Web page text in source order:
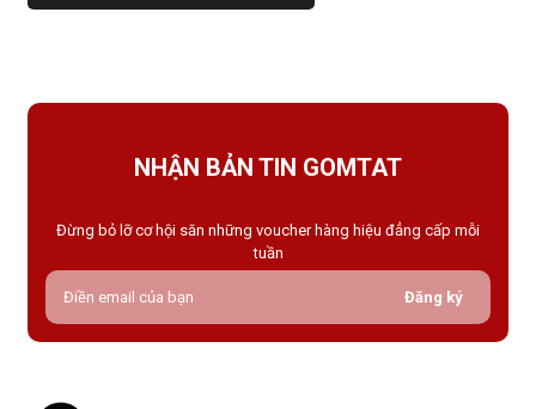
NHẬN BẢN TIN GOMTAT
Đừng bỏ lỡ cơ hội săn những voucher hàng hiệu đẳng cấp mỗi
tuần
Đăng ký